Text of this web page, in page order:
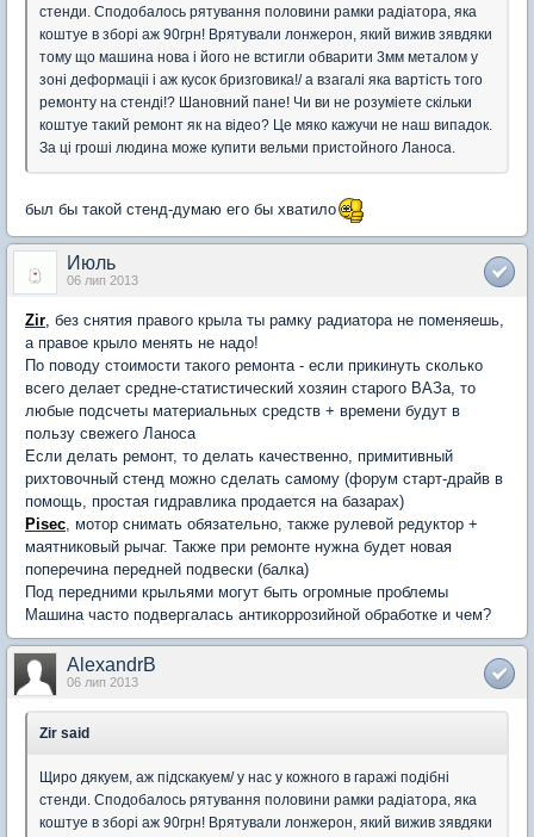
стенди. Сподобалось рятування половини рамки радiатора, яка
коштуе в зборi аж 90грн! Врятували лонжерон, який вижив зявдяки
тому що машина нова i його не встигли обварити 3мм металом у
зонi деформацii i аж кусок бризговика!/ а взагалi яка вартiсть того
ремонту на стендi!? Шановний пане! Чи ви не розумiете скiльки
коштуе такий ремонт як на вiдео? Це мяко кажучи не наш випадок.
За цi грошi людина може купити вельми пристойного Ланоса.
был бы такой стенд-думаю его бы хватило
Июль
06 лип 2013
Zir, без снятия правого крыла ты рамку радиатора не поменяешь,
а правое крыло менять не надо!
По поводу стоимости такого ремонта - если прикинуть сколько
всего делает средне-статистический хозяин старого ВАЗа, то
любые подсчеты материальных средств + времени будут в
пользу свежего Ланоса
Если делать ремонт, то делать качественно, примитивный
рихтовочный стенд можно сделать самому (форум старт-драйв в
помощь, простая гидравлика продается на базарах)
Pisec, мотор снимать обязательно, также рулевой редуктор +
маятниковый рычаг. Также при ремонте нужна будет новая
поперечина передней подвески (балка)
Под передними крыльями могут быть огромные проблемы
Машина часто подвергалась антикоррозийной обработке и чем?
AlexandrB
06 лип 2013
Zir said
Щиро дякуем, аж пiдскакуем/ у нас у кожного в гаражi подiбнi
стенди. Сподобалось рятування половини рамки радiатора, яка
коштуе в зборi аж 90грн! Врятували лонжерон, який вижив зявдяки